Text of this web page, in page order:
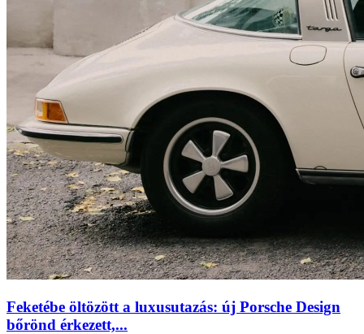
Feketébe öltözött a luxusutazás: új Porsche Design
bőrönd érkezett,...